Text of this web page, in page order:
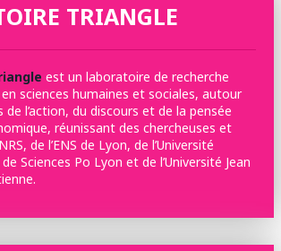
TRIANGLE
est un laboratoire de recherche
sciences humaines et sociales, autour
l’action, du discours et de la pensée
réunissant des chercheuses et
de l’ENS de Lyon, de l’Université
Sciences Po Lyon et de l’Université Jean